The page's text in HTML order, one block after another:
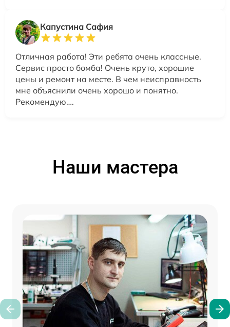
Капустина Сафия
Отличная работа! Эти ребята очень классные.
Сервис просто бомба! Очень круто, хорошие
цены и ремонт на месте. В чем неисправность
мне объяснили очень хорошо и понятно.
Рекомендую….
Наши мастера